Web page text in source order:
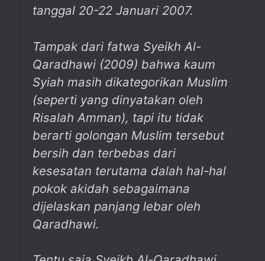
tanggal 20-22 Januari 2007.
Tampak dari fatwa Syeikh Al-
Qaradhawi (2009) bahwa kaum
Syiah masih dikategorikan Muslim
(seperti yang dinyatakan oleh
Risalah Amman), tapi itu tidak
berarti golongan Muslim tersebut
bersih dan terbebas dari
kesesatan terutama dalah hal-hal
pokok akidah sebagaimana
dijelaskan panjang lebar oleh
Qaradhawi.